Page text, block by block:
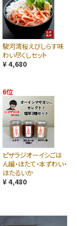
駿河湾桜えびしらす味
わい尽くしセット
¥ 4,680
6位
ピザラジオーイシごは
ん編・ほたて・本ずわい・
ほたるいか
¥ 4,480